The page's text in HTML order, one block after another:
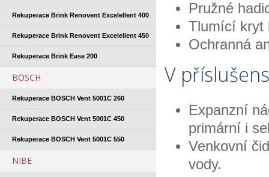
Rekuperace Brink Renovent Excelellent 400
Rekuperace Brink Renovent Excelellent 450
Rekuperace Brink Ease 200
BOSCH
Rekuperace BOSCH Vent 5001C 260
Rekuperace BOSCH Vent 5001C 450
Rekuperace BOSCH Vent 5001C 550
NIBE
Pružné
Tlumící kryt
Ochranná
V
Expanzní
primární i
Venkovní
vody.